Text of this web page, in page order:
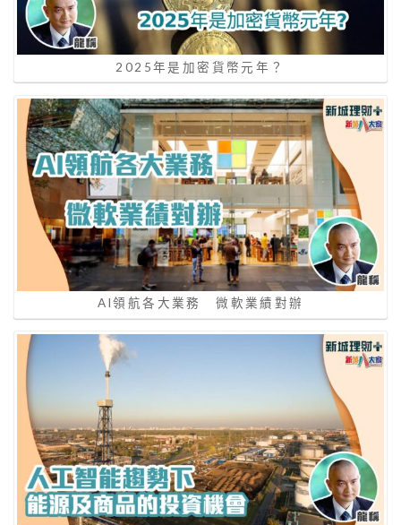
2025年是加密貨幣元年？
AI領航各大業務 微軟業績對辦